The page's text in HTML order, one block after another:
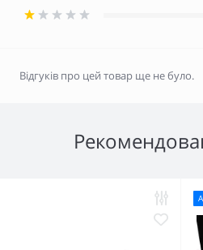
Відгуків про цей товар ще не було.